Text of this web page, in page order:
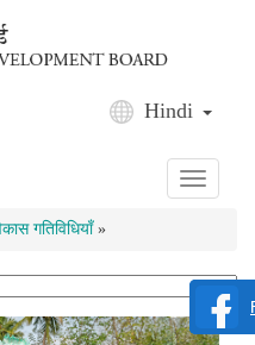
Hindi
Toggle
गतिविधियाँ»